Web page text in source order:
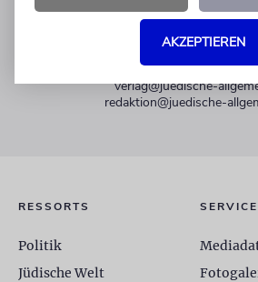
+49 30 275833 0
Mo-Do 9-17 Uhr
verlag@juedische-
redaktion@juedische-
RESSORTS
Politik
Jüdische Welt
SERVICE
AKZEPTIEREN